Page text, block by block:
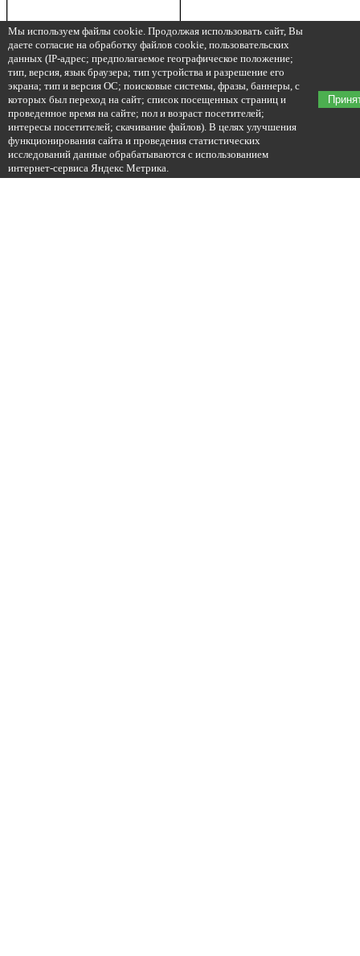
Мы используем файлы cookie. Продолжая использовать сайт, Вы
даете согласие на обработку файлов cookie, пользовательских
данных (IP-адрес; предполагаемое географическое положение;
тип, версия, язык браузера; тип устройства и разрешение его
экрана; тип и версия ОС; поисковые системы, фразы, баннеры, с
которых был переход на сайт; список посещенных страниц и
проведенное время на сайте; пол и возраст посетителей;
интересы посетителей; скачивание файлов). В целях улучшения
функционирования сайта и проведения статистических
исследований данные обрабатываются с использованием
интернет-сервиса Яндекс Метрика.